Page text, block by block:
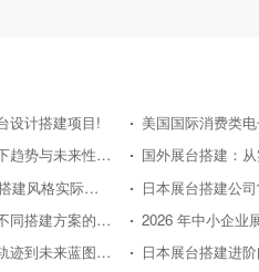
设计搭建项目!
日本展台搭建新手必知：当下趋势与未来性价比走向
2026年新手必看：不同展台搭建风格实际效果对比评测
日本展台搭建公
国外展台搭建：新手视角下不同搭建方案的性价比对比
日本展台搭建公司：从历史轨迹到未来蓝图的深度剖析
日本展台搭建进